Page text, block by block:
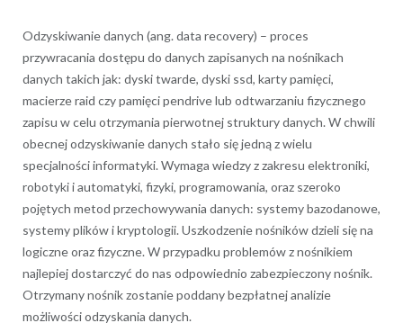
Odzyskiwanie danych (ang. data recovery) – proces
przywracania dostępu do danych zapisanych na nośnikach
danych takich jak: dyski twarde, dyski ssd, karty pamięci,
macierze raid czy pamięci pendrive lub odtwarzaniu fizycznego
zapisu w celu otrzymania pierwotnej struktury danych. W chwili
obecnej odzyskiwanie danych stało się jedną z wielu
specjalności informatyki. Wymaga wiedzy z zakresu elektroniki,
robotyki i automatyki, fizyki, programowania, oraz szeroko
pojętych metod przechowywania danych: systemy bazodanowe,
systemy plików i kryptologii. Uszkodzenie nośników dzieli się na
logiczne oraz fizyczne. W przypadku problemów z nośnikiem
najlepiej dostarczyć do nas odpowiednio zabezpieczony nośnik.
Otrzymany nośnik zostanie poddany bezpłatnej analizie
możliwości odzyskania danych.